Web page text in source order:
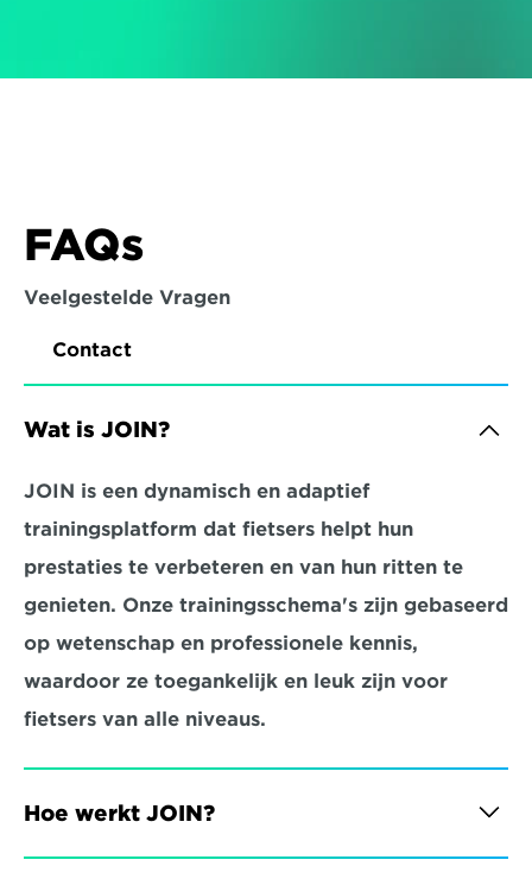
FAQs
Veelgestelde Vragen
Contact
Wat is JOIN?
JOIN is een dynamisch en adaptief
trainingsplatform dat fietsers helpt hun
prestaties te verbeteren en van hun ritten te
genieten. Onze trainingsschema's zijn gebaseerd
op wetenschap en professionele kennis,
waardoor ze toegankelijk en leuk zijn voor
fietsers van alle niveaus.
Hoe werkt JOIN?